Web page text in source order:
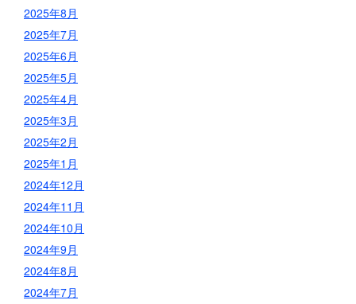
2025年8月
2025年7月
2025年6月
2025年5月
2025年4月
2025年3月
2025年2月
2025年1月
2024年12月
2024年11月
2024年10月
2024年9月
2024年8月
2024年7月